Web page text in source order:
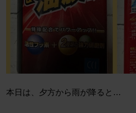
本日は、夕方から雨が降ると…